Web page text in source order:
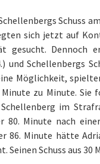
Schuss
sich jetzt auf
gesucht. Dennoch
und Schellenbergs
Möglichkeit,
zu Minute.
im
80. Minute nach
86. Minute hätte
Seinen Schuss aus